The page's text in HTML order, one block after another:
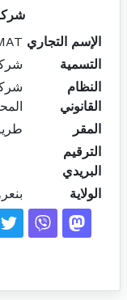
الإسم التجاري
التسمية
النظام
القانوني
المقر
طريق
الترقيم
البريدي
الولاية